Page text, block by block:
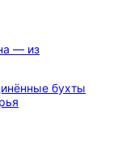
— из
бухты